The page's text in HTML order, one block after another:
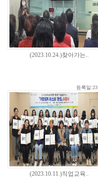
(2023.10.24.)찾아가는..
등록일
(2023.10.11.)직업교육..